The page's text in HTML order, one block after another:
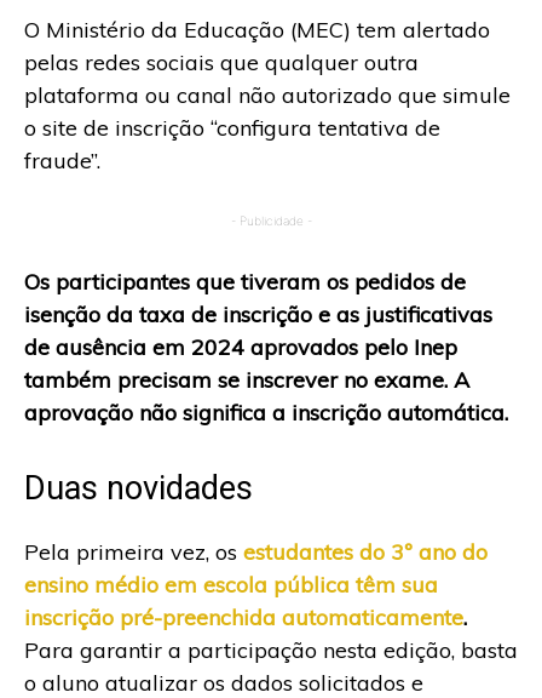
O Ministério da Educação (MEC) tem alertado
pelas redes sociais que qualquer outra
plataforma ou canal não autorizado que simule
o site de inscrição “configura tentativa de
fraude”.
- Publicidade -
Os participantes que tiveram os pedidos de
isenção da taxa de inscrição e as justificativas
de ausência em 2024 aprovados pelo Inep
também precisam se inscrever no exame. A
aprovação não significa a inscrição automática.
Duas novidades
Pela primeira vez, os estudantes do 3º ano do
ensino médio em escola pública têm sua
inscrição pré-preenchida automaticamente.
Para garantir a participação nesta edição, basta
o aluno atualizar os dados solicitados e